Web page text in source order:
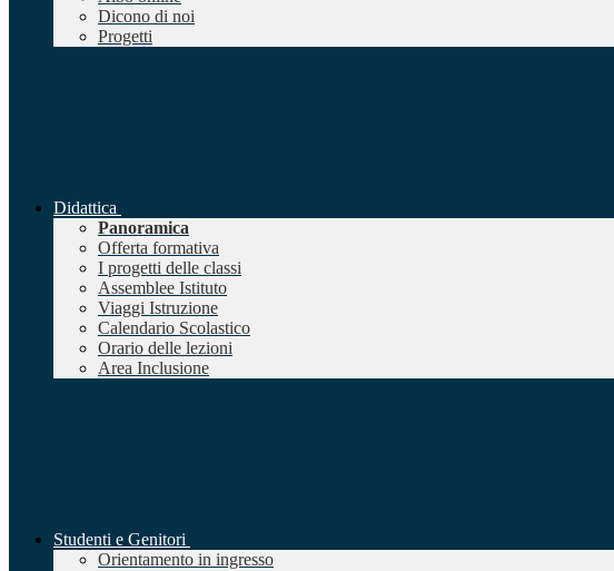
Dicono di noi
Progetti
Didattica
Panoramica
Offerta formativa
I progetti delle classi
Assemblee Istituto
Viaggi Istruzione
Calendario Scolastico
Orario delle lezioni
Area Inclusione
Studenti e Genitori
Orientamento in ingresso